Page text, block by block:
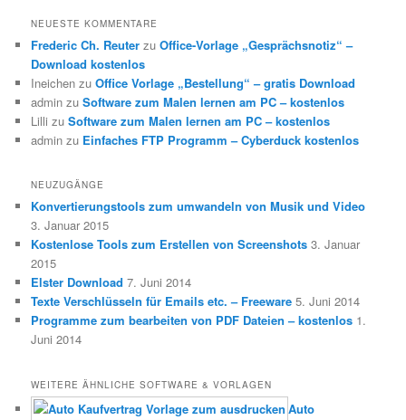
NEUESTE KOMMENTARE
Frederic Ch. Reuter zuOffice-Vorlage „Gesprächsnotiz“ –
Download kostenlos
Ineichen zuOffice Vorlage „Bestellung“ – gratis Download
admin zuSoftware zum Malen lernen am PC – kostenlos
Lilli zuSoftware zum Malen lernen am PC – kostenlos
admin zu Einfaches FTP Programm – Cyberduck kostenlos
NEUZUGÄNGE
Konvertierungstools zum umwandeln von Musik und Video
3. Januar 2015
Kostenlose Tools zum Erstellen von Screenshots 3. Januar
2015
Elster Download 7. Juni 2014
Texte Verschlüsseln für Emails etc. – Freeware 5. Juni 2014
Programme zum bearbeiten von PDF Dateien – kostenlos 1.
Juni 2014
WEITERE ÄHNLICHE SOFTWARE & VORLAGEN
Auto